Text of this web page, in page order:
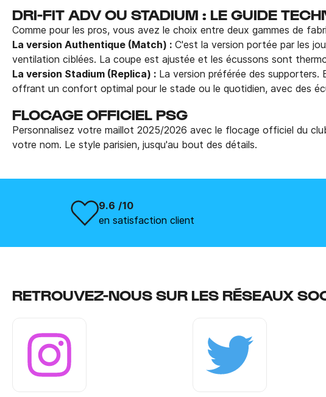
DRI-FIT ADV OU STADIUM : LE GUIDE
Comme pour les pros, vous avez le choix entre deux gammes de
La version Authentique (Match) : C'est la version portée par les
ventilation ciblées. La coupe est ajustée et les écussons sont
La version Stadium (Replica) : La version préférée des supporters.
offrant un confort optimal pour le stade ou le quotidien, avec des
FLOCAGE OFFICIEL PSG
Personnalisez votre maillot 2025/2026 avec le flocage officiel du
votre nom. Le style parisien, jusqu'au bout des détails.
9.6 /10
en satisfaction client
RETROUVEZ-NOUS SUR LES RÉSEAUX